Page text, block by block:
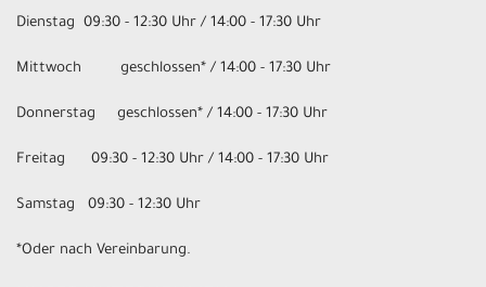
Dienstag 09:30 - 12:30 Uhr / 14:00 - 17:30 Uhr
Mittwoch geschlossen* / 14:00 - 17:30 Uhr
Donnerstag geschlossen* / 14:00 - 17:30 Uhr
Freitag 09:30 - 12:30 Uhr / 14:00 - 17:30 Uhr
Samstag 09:30 - 12:30 Uhr
*Oder nach Vereinbarung.